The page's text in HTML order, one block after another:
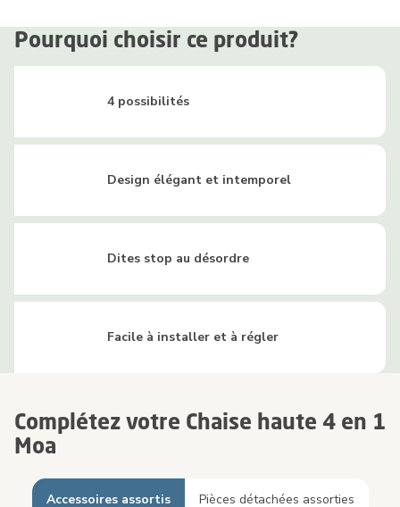
Pourquoi choisir ce produit?
4 possibilités
Design élégant et intemporel
Dites stop au désordre
Facile à installer et à régler
Complétez votre Chaise haute 4 en 1
Moa
Accessoires assortis Pièces détachées assorties